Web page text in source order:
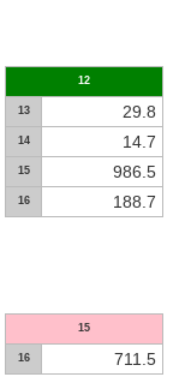
12
13 29.8
14 14.7
15 986.5
16 188.7
15
16 711.5